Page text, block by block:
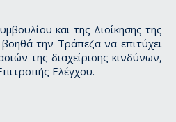
και της Διοίκησης της
την Τράπεζα να επιτύχει
της διαχείρισης κινδύνων,
Ελέγχου.